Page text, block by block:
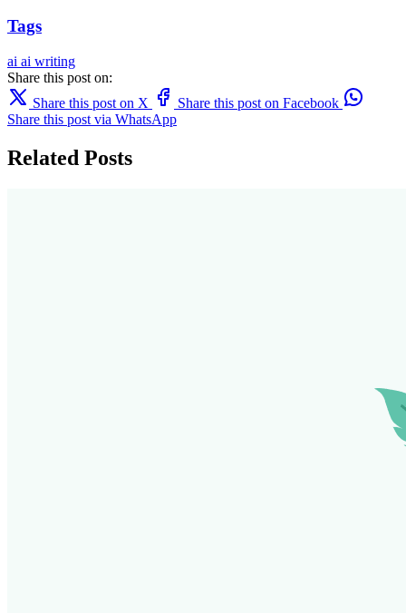
Tags
ai ai writing
Share this post on:
Share this post on X
Share this post on Facebook
Share this post via WhatsApp
Related Posts